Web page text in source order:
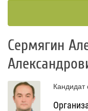
Сермягин
Кандидат